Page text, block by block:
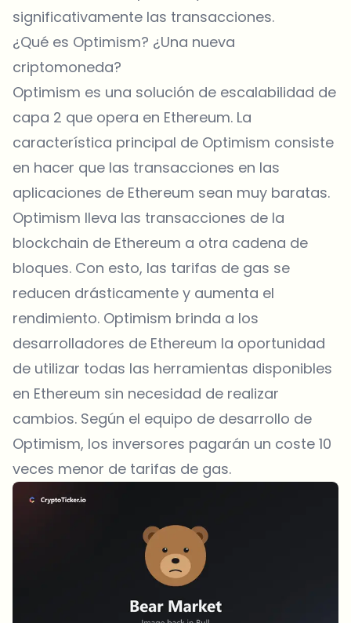
significativamente las transacciones.
¿Qué es Optimism? ¿Una nueva
criptomoneda?
Optimism es una solución de escalabilidad de
capa 2 que opera en Ethereum. La
característica principal de Optimism consiste
en hacer que las transacciones en las
aplicaciones de Ethereum sean muy baratas.
Optimism lleva las transacciones de la
blockchain de Ethereum a otra cadena de
bloques. Con esto, las tarifas de gas se
reducen drásticamente y aumenta el
rendimiento. Optimism brinda a los
desarrolladores de Ethereum la oportunidad
de utilizar todas las herramientas disponibles
en Ethereum sin necesidad de realizar
cambios. Según el equipo de desarrollo de
Optimism, los inversores pagarán un coste 10
veces menor de tarifas de gas.